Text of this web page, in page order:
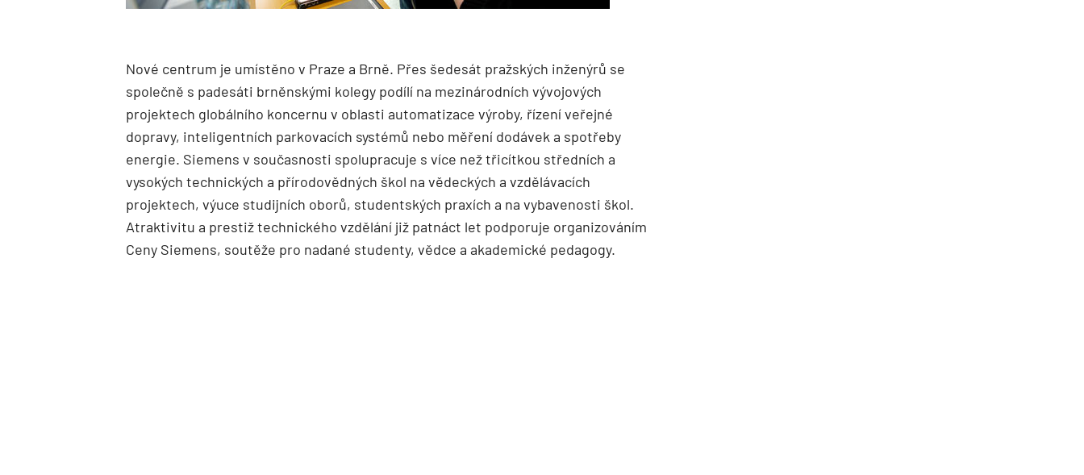
Nové centrum je umístěno v Praze a Brně. Přes šedesát pražských inženýrů se
společně s padesáti brněnskými kolegy podílí na mezinárodních vývojových
projektech globálního koncernu v oblasti automatizace výroby, řízení veřejné
dopravy, inteligentních parkovacích systémů nebo měření dodávek a spotřeby
energie. Siemens v současnosti spolupracuje s více než třicítkou středních a
vysokých technických a přírodovědných škol na vědeckých a vzdělávacích
projektech, výuce studijních oborů, studentských praxích a na vybavenosti škol.
Atraktivitu a prestiž technického vzdělání již patnáct let podporuje organizováním
Ceny Siemens, soutěže pro nadané studenty, vědce a akademické pedagogy.